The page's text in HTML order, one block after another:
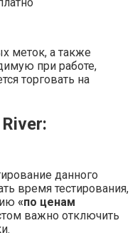
меток, а также
при работе,
торговать на
данного
время тестирования,
«по ценам
важно отключить